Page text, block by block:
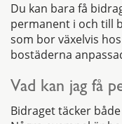
Du kan bara få
permanent i och till
som bor växelvis
bostäderna
Vad kan jag få
Bidraget täcker